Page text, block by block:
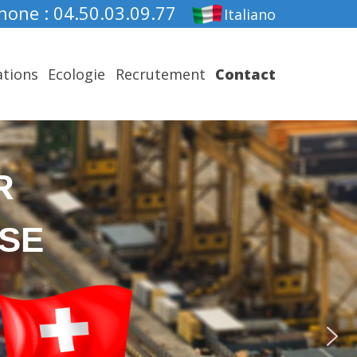
: 04.50.03.09.77 Italiano
Ecologie Recrutement Contact